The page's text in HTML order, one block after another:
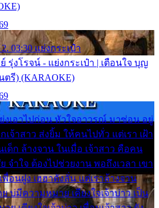
03:30 แย่งกระเป๋า
รุ่งโรจน์ - แย่งกระเป๋า | เตือนใจ บุญ
รี) (KARAOKE)
งเอาไปก่อน หัวใจอาวรณ์ มาซ่อน อยู่
จ้าสาว ส่งยิ้ม ให้คนไปทั่ว แต่เรา เฝ้า
ด็ก ล้างจาน ในเมื่อ เจ้าสาว คือคน
จำใจ ต้องไปช่วยงาน พอถึงเวลา เขา
อนฝูง เฮฮาดังลั่น แต่เราล้างจาน
บ่มีความหมาย เคียงใจเจ้าบ่าว เป็น